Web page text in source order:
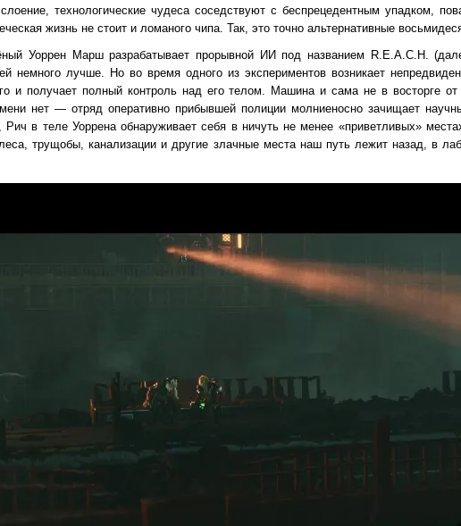
технологические чудеса соседствуют с беспрецедентным упадком,
жизнь не стоит и ломаного чипа. Так, это точно альтернативные
Уоррен Марш разрабатывает прорывной ИИ под названием R.E.A.C.H.
немного лучше. Но во время одного из экспериментов возникает
и получает полный контроль над его телом. Машина и сама не в восторге от
нет — отряд оперативно прибывшей полиции молниеносно зачищает
в теле Уоррена обнаруживает себя в ничуть не менее «приветливых»
трущобы, канализации и другие злачные места наш путь лежит назад, в